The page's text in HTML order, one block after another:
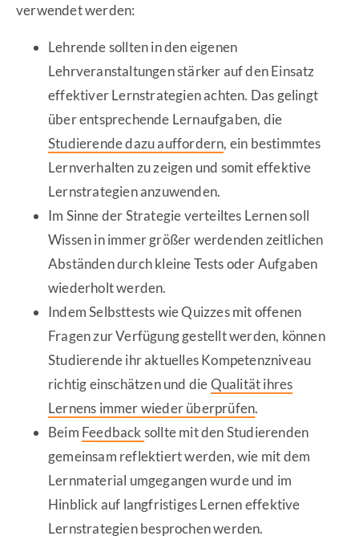
verwendet werden:
Lehrende sollten in den eigenen
Lehrveranstaltungen stärker auf den Einsatz
effektiver Lernstrategien achten. Das gelingt
über entsprechende Lernaufgaben, die
Studierende dazu auffordern, ein bestimmtes
Lernverhalten zu zeigen und somit effektive
Lernstrategien anzuwenden.
Im Sinne der Strategie verteiltes Lernen soll
Wissen in immer größer werdenden zeitlichen
Abständen durch kleine Tests oder Aufgaben
wiederholt werden.
Indem Selbsttests wie Quizzes mit offenen
Fragen zur Verfügung gestellt werden, können
Studierende ihr aktuelles Kompetenzniveau
richtig einschätzen und dieQualität ihres
Lernens immer wieder überprüfen.
Beim Feedback sollte mit den Studierenden
gemeinsam reflektiert werden, wie mit dem
Lernmaterial umgegangen wurde und im
Hinblick auf langfristiges Lernen effektive
Lernstrategien besprochen werden.